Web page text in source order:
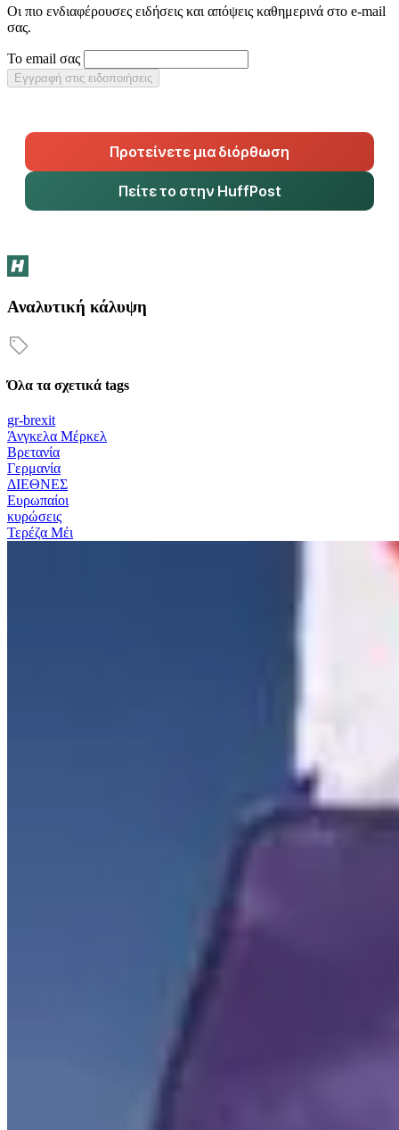
Οι πιο ενδιαφέρουσες ειδήσεις και απόψεις καθημερινά στο e-mail
σας.
Το email σας
Εγγραφή στις ειδοποιήσεις
Προτείνετε μια διόρθωση
Πείτε το στην HuffPost
Αναλυτική κάλυψη
Όλα τα σχετικά tags
gr-brexit
Άνγκελα Μέρκελ
Βρετανία
Γερμανία
ΔΙΕΘΝΕΣ
Ευρωπαίοι
κυρώσεις
Τερέζα Μέι